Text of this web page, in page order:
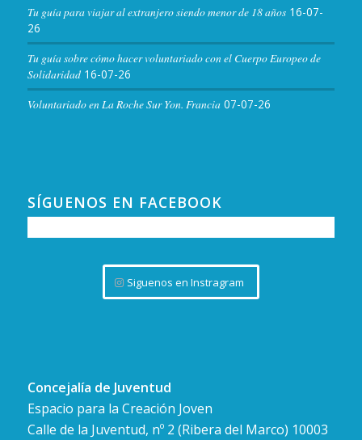
Tu guía para viajar al extranjero siendo menor de 18 años 16-07-
26
Tu guía sobre cómo hacer voluntariado con el Cuerpo Europeo de
Solidaridad 16-07-26
Voluntariado en La Roche Sur Yon. Francia 07-07-26
SÍGUENOS EN FACEBOOK
Siguenos en Instragram
Concejalía de Juventud
Espacio para la Creación Joven
Calle de la Juventud, nº 2 (Ribera del Marco) 10003